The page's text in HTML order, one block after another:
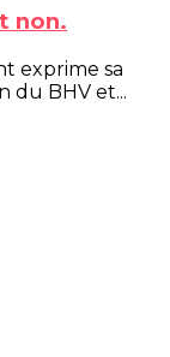
non.
exprime sa
du BHV et...